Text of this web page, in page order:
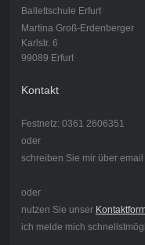
Ballettschule Erfurt
Martina Groß-Erdenberger
Karlstr. 6
99089 Erfurt
Kontakt
Festnetz: 0361 2606351
oder
schreiben Sie mir über
oder
nutzen Sie unser
ich melde mich